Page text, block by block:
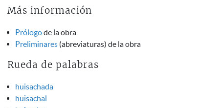
Más información
Prólogode la obra
Preliminares (abreviaturas) de la obra
Rueda de palabras
huisachada
huisachal